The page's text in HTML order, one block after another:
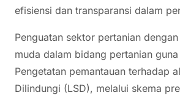
efisiensi dan transparansi dalam
Penguatan sektor pertanian
muda dalam bidang pertanian
Pengetatan pemantauan terhadap
Dilindungi (LSD), melalui skema